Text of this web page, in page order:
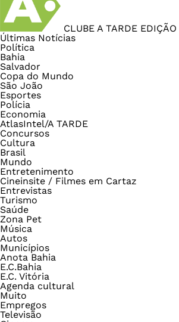
CLUBE A TARDE
Últimas Notícias
Política
Bahia
Salvador
Copa do Mundo
São João
Esportes
Polícia
Economia
AtlasIntel/A TARDE
Concursos
Cultura
Brasil
Mundo
Entretenimento
Cineinsite / Filmes em Cartaz
Entrevistas
Turismo
Saúde
Zona Pet
Música
Autos
Municípios
Anota Bahia
E.C.Bahia
E.C. Vitória
Agenda cultural
Muito
Empregos
Televisão